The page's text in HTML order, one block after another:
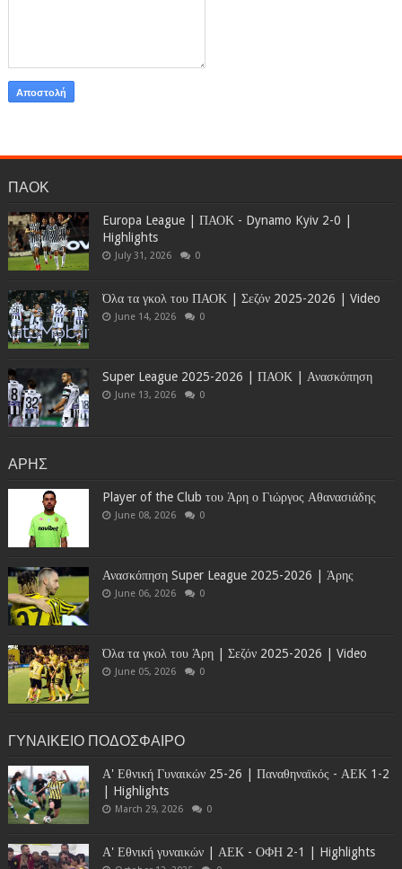
ΠΑΟΚ
Europa League | ΠΑΟΚ - Dynamo Kyiv 2-0 |
Highlights
July 31, 2026 0
Όλα τα γκολ του ΠΑΟΚ | Σεζόν 2025-2026 | Video
June 14, 2026 0
Super League 2025-2026 | ΠΑΟΚ | Ανασκόπηση
June 13, 2026 0
ΑΡΗΣ
Player of the Club του Άρη ο Γιώργος Αθανασιάδης
June 08, 2026 0
Ανασκόπηση Super League 2025-2026 | Άρης
June 06, 2026 0
Όλα τα γκολ του Άρη | Σεζόν 2025-2026 | Video
June 05, 2026 0
ΓΥΝΑΙΚΕΙΟ ΠΟΔΟΣΦΑΙΡΟ
Α' Εθνική Γυναικών 25-26 | Παναθηναϊκός - ΑΕΚ 1-2
| Highlights
March 29, 2026 0
Α' Εθνική γυναικών | ΑΕΚ - ΟΦΗ 2-1 | Highlights